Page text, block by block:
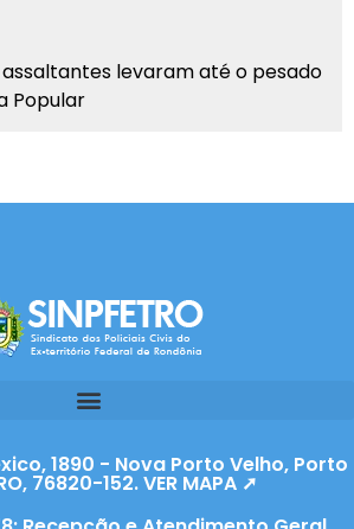
levaram até o pesado
Popular
1890 - Nova Porto Velho, Porto
76820-152. VER MAPA ➚